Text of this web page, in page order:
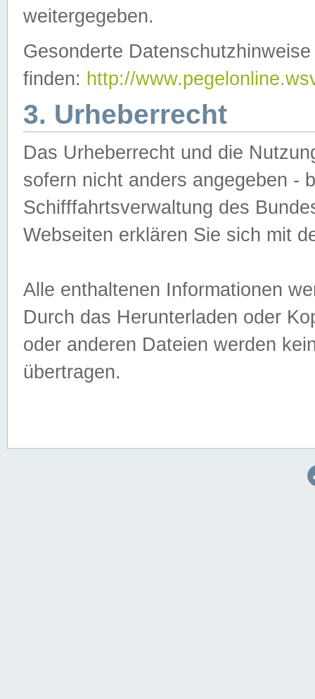
weitergegeben.
Gesonderte
finden: http://
3. Urheberrecht
Das Urheberrecht und die
sofern nicht anders angegeben -
Schifffahrtsverwaltung des
Webseiten erklären Sie sich mit
Alle enthaltenen Informationen
Durch das Herunterladen oder
oder anderen Dateien werden
übertragen.